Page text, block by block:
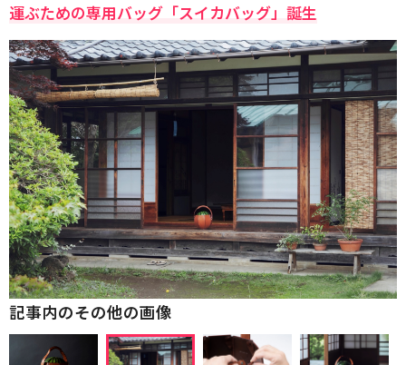
運ぶための専用バッグ「スイカバッグ」誕生
記事内のその他の画像